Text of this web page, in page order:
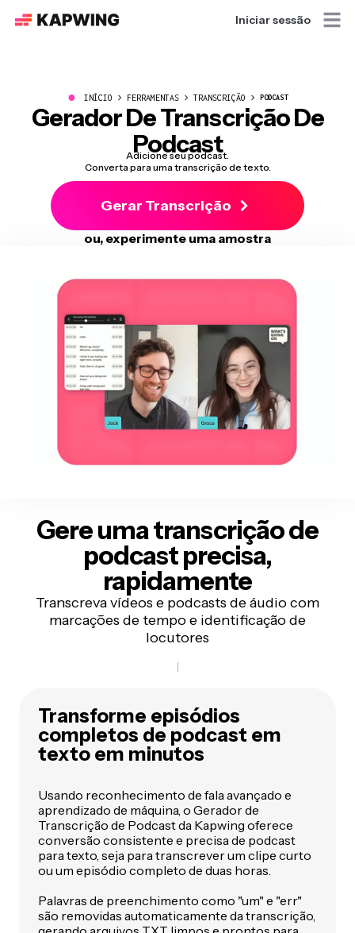
Iniciar sessão
● INÍCIO FERRAMENTAS TRANSCRIÇÃO PODCAST
Gerador De Transcrição De
Podcast
Adicione seu podcast.
Converta para uma transcrição de texto.
Gerar Transcrição
ou, experimente uma amostra
Gere uma transcrição de
podcast precisa,
rapidamente
Transcreva vídeos e podcasts de áudio com
marcações de tempo e identificação de
locutores
Transforme episódios
completos de podcast em
texto em minutos
Usando reconhecimento de fala avançado e
aprendizado de máquina, o Gerador de
Transcrição de Podcast da Kapwing oferece
conversão consistente e precisa de podcast
para texto, seja para transcrever um clipe curto
ou um episódio completo de duas horas.
Palavras de preenchimento como "um" e "err"
são removidas automaticamente da transcrição,